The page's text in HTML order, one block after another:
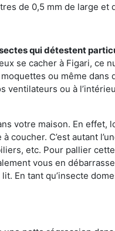
de 0,5 mm de large et
qui détestent
se cacher à Figari, ce
ou même dans
ventilateurs ou à
votre maison. En effet,
C’est autant
etc. Pour pallier
vous en
En tant qu’insecte